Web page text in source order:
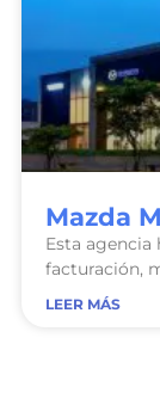
Mazda
Esta
facturación,
LEER MÁS